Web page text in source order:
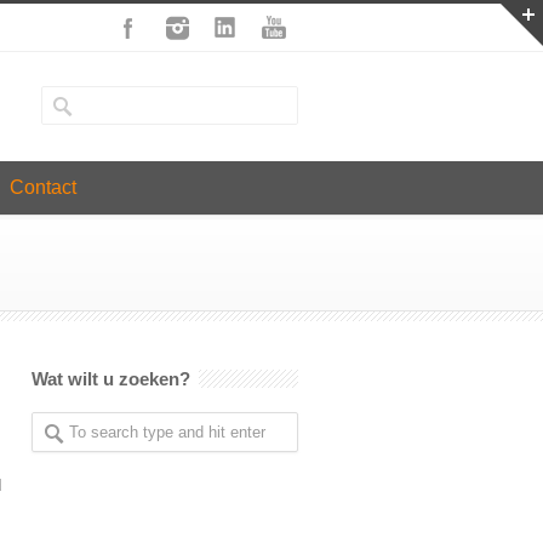
Contact
Wat wilt u zoeken?